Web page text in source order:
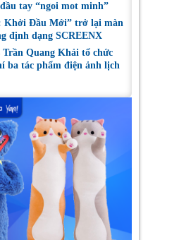
tay “ngoi mot minh”
Khởi Đầu Mới” trở lại màn
định dạng SCREENX
Trần Quang Khải tổ chức
ba tác phẩm điện ảnh lịch